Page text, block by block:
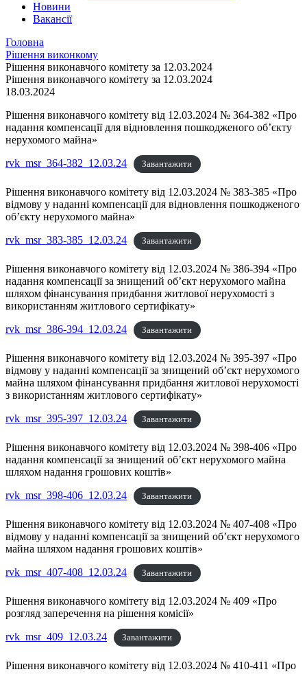
Новини
Вакансії
Головна
Рішення виконкому
Рішення виконавчого комітету за 12.03.2024
Рішення виконавчого комітету за 12.03.2024
18.03.2024
Рішення виконавчого комітету від 12.03.2024 № 364-382 «Про
надання компенсації для відновлення пошкодженого об’єкту
нерухомого майна»
rvk_msr_364-382_12.03.24
Завантажити
Рішення виконавчого комітету від 12.03.2024 № 383-385 «Про
відмову у наданні компенсації для відновлення пошкодженого
об’єкту нерухомого майна»
rvk_msr_383-385_12.03.24
Завантажити
Рішення виконавчого комітету від 12.03.2024 № 386-394 «Про
надання компенсації за знищений об’єкт нерухомого майна
шляхом фінансування придбання житлової нерухомості з
використанням житлового сертифікату»
rvk_msr_386-394_12.03.24
Завантажити
Рішення виконавчого комітету від 12.03.2024 № 395-397 «Про
відмову у наданні компенсації за знищений об’єкт нерухомого
майна шляхом фінансування придбання житлової нерухомості
з використанням житлового сертифікату»
rvk_msr_395-397_12.03.24
Завантажити
Рішення виконавчого комітету від 12.03.2024 № 398-406 «Про
надання компенсації за знищений об’єкт нерухомого майна
шляхом надання грошових коштів»
rvk_msr_398-406_12.03.24
Завантажити
Рішення виконавчого комітету від 12.03.2024 № 407-408 «Про
відмову у наданні компенсації за знищений об’єкт нерухомого
майна шляхом надання грошових коштів»
rvk_msr_407-408_12.03.24
Завантажити
Рішення виконавчого комітету від 12.03.2024 № 409 «Про
розгляд заперечення на рішення комісії»
rvk_msr_409_12.03.24
Завантажити
Рішення виконавчого комітету від 12.03.2024 № 410-411 «Про